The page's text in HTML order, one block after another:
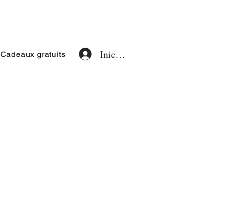
Cadeaux gratuits Iniciar sesión